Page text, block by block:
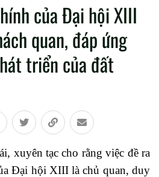
của Đại hội XIII
quan, đáp ứng
triển của đất
xuyên tạc cho rằng việc đề ra
Đại hội XIII là chủ quan, duy